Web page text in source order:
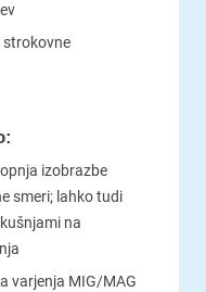
strokovne
izobrazbe
smeri; lahko tudi
na
varjenja MIG/MAG